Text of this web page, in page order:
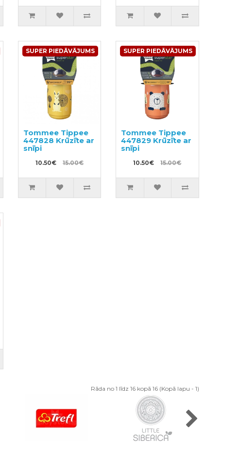
SUPER PIEDĀVĀJUMS
Tommee Tippee
447828 Krūzīte ar
snīpi
10.50€ 15.00€
SUPER PIEDĀVĀJUMS
Tommee Tippee
447829 Krūzīte ar
snīpi
10.50€ 15.00€
Rāda no 1 līdz 16 kopā 16 (Kopā lapu - 1)